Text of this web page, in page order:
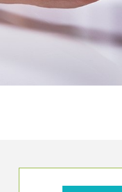
מותקנת בו מערכת אינטרקום לבניין, ניתן לפנות עוד היום לחברת Bdigital מערכות בית חכם
אינטרקום